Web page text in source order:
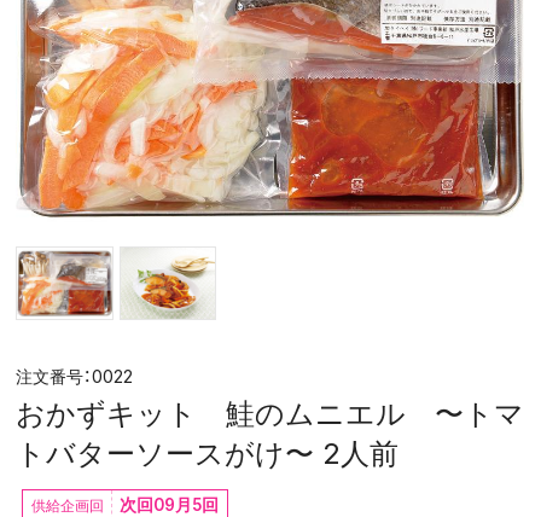
0022
おかずキット 鮭のムニエル 〜トマ
トバターソースがけ〜 2人前
次回09月5回